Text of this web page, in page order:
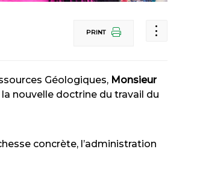
PRINT
Géologiques, Monsieur
nouvelle doctrine du travail du
concrète, l’administration